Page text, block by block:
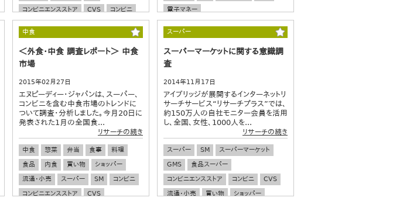
コンビニエンスストア
CVS
コンビニ
電子マネー
中食
＜外食・中食 調査レポート＞ 中食
市場
2015年02月27日
エヌピーディー・ジャパンは、スーパー、
コンビニを含む中食市場のトレンドに
ついて調査・分析しました。今月20日に
発表された1月の全国食...
リサーチの続き
中食 惣菜 弁当 食事
料理
食品
内食 買い物
ショッパー
流通・小売
スーパー SM
コンビニ
コンビニエンスストア
CVS
スーパー
スーパーマーケットに関する意識調
査
2014年11月17日
アイブリッジが展開するインターネットリ
サーチサービス“リサーチプラス”では、
約150万人の自社モニター会員を活用
し、全国、女性、1000人を...
リサーチの続き
スーパー SM
スーパーマーケット
GMS
食品スーパー
コンビニエンスストア
コンビニ
CVS
流通・小売
買い物 ショッパー